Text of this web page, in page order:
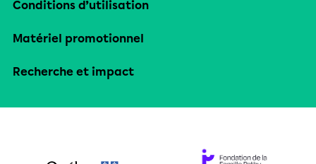
Conditions d’utilisation
Matériel promotionnel
Recherche et impact